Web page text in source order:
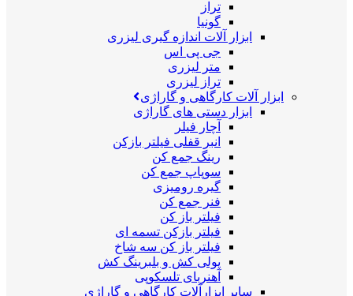
تراز
گونیا
ابزار آلات اندازه گیری لیزری
جی پی اس
متر لیزری
تراز لیزری
ابزار آلات کارگاهی و گاراژی
ابزار دستی های گاراژی
آچار فیلر
انبر قفلی فیلتر بازکن
رینگ جمع کن
سوپاپ جمع کن
گیره رومیزی
فنر جمع کن
فیلتر باز کن
فیلتر بازکن تسمه ای
فیلتر باز کن سه شاخ
پولی کش و بلبرینگ کش
آهنربای تلسکوپی
سایر ابزارآلات کارگاهی و گاراژی